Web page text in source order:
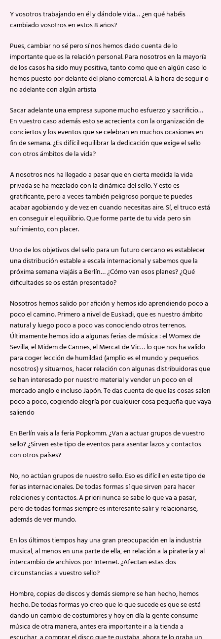
Y vosotros trabajando en él y dándole vida… ¿en qué habéis
cambiado vosotros en estos 8 años?
Pues, cambiar no sé pero sí nos hemos dado cuenta de lo
importante que es la relación personal. Para nosotros en la mayoría
de los casos ha sido muy positiva, tanto como que en algún caso lo
hemos puesto por delante del plano comercial. A la hora de seguir o
no adelante con algún artista
Sacar adelante una empresa supone mucho esfuerzo y sacrificio…
En vuestro caso además esto se acrecienta con la organización de
conciertos y los eventos que se celebran en muchos ocasiones en
fin de semana. ¿Es difícil equilibrar la dedicación que exige el sello
con otros ámbitos de la vida?
A nosotros nos ha llegado a pasar que en cierta medida la vida
privada se ha mezclado con la dinámica del sello. Y esto es
gratificante, pero a veces también peligroso porque te puedes
acabar agobiando y de vez en cuando necesitas aire. Sí, el truco está
en conseguir el equilibrio. Que forme parte de tu vida pero sin
sufrimiento, con placer.
Uno de los objetivos del sello para un futuro cercano es establecer
una distribución estable a escala internacional y sabemos que la
próxima semana viajáis a Berlín… ¿Cómo van esos planes? ¿Qué
dificultades se os están presentado?
Nosotros hemos salido por afición y hemos ido aprendiendo poco a
poco el camino. Primero a nivel de Euskadi, que es nuestro ámbito
natural y luego poco a poco vas conociendo otros terrenos.
Últimamente hemos ido a algunas ferias de música : el Womex de
Sevilla, el Midem de Cannes, el Mercat de Vic… lo que nos ha valido
para coger lección de humildad (amplio es el mundo y pequeños
nosotros) y situarnos, hacer relación con algunas distribuidoras que
se han interesado por nuestro material y vender un poco en el
mercado anglo e incluso Japón. Te das cuenta de que las cosas salen
poco a poco, cogiendo alegría por cualquier cosa pequeña que vaya
saliendo
En Berlín vais a la feria Popkomm. ¿Van a actuar grupos de vuestro
sello? ¿Sirven este tipo de eventos para asentar lazos y contactos
con otros países?
No, no actúan grupos de nuestro sello. Eso es difícil en este tipo de
ferias internacionales. De todas formas sí que sirven para hacer
relaciones y contactos. A priori nunca se sabe lo que va a pasar,
pero de todas formas siempre es interesante salir y relacionarse,
además de ver mundo.
En los últimos tiempos hay una gran preocupación en la industria
musical, al menos en una parte de ella, en relación a la piratería y al
intercambio de archivos por Internet. ¿Afectan estas dos
circunstancias a vuestro sello?
Hombre, copias de discos y demás siempre se han hecho, hemos
hecho. De todas formas yo creo que lo que sucede es que se está
dando un cambio de costumbres y hoy en día la gente consume
música de otra manera, antes era importante ir a la tienda a